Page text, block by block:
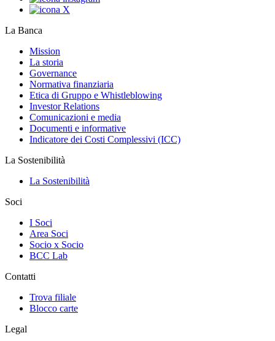
La Banca
Mission
La storia
Governance
Normativa finanziaria
Etica di Gruppo e Whistleblowing
Investor Relations
Comunicazioni e media
Documenti e informative
Indicatore dei Costi Complessivi (ICC)
La Sostenibilità
La Sostenibilità
Soci
I Soci
Area Soci
Socio x Socio
BCC Lab
Contatti
Trova filiale
Blocco carte
Legal